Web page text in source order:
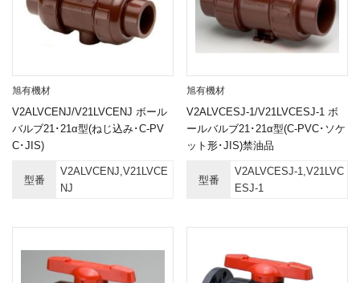
旭有機材
V2ALVCENJ/V21LVCENJ ボール
バルブ21･21α型(ねじ込み･C-PV
C･JIS)
型番
V2ALVCENJ,V21LVCE
NJ
旭有機材
V2ALVCESJ-1/V21LVCESJ-1 ボ
ールバルブ21･21α型(C-PVC･ソケ
ット形･JIS)禁油品
型番
V2ALVCESJ-1,V21LVC
ESJ-1